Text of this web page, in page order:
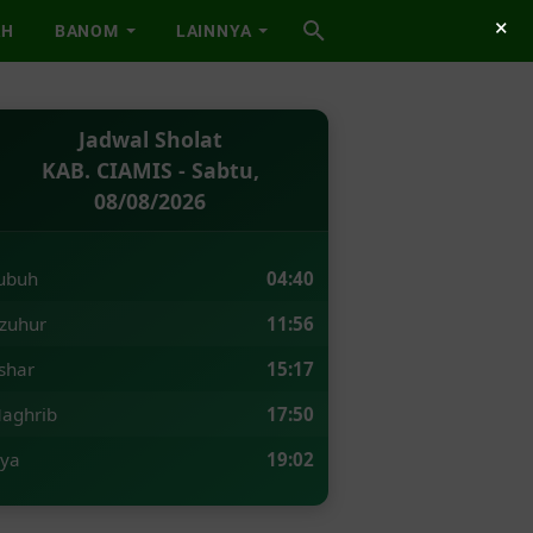
BANOM LAINNYA
Jadwal Sholat
KAB. CIAMIS - Sabtu,
08/08/2026
04:40
11:56
15:17
17:50
19:02
×